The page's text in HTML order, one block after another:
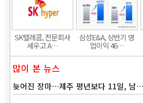
SK텔레콤, 전문회사
세우고 A…
삼성E&A, 상반기 영
업이익 46…
많이 본 뉴스
늦어진 장마…제주 평년보다 11일, 남…